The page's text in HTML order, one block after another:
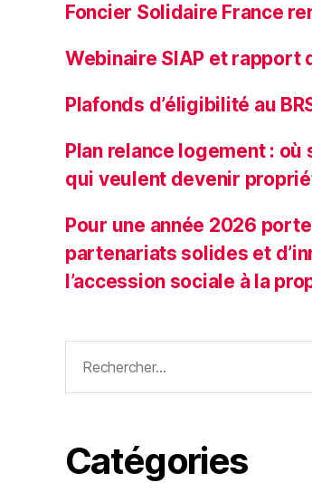
Foncier Solidaire France
Webinaire SIAP et rapport
Plafonds d’éligibilité au
Plan relance logement :
qui veulent devenir
Pour une année 2026
partenariats solides et
l’accession sociale à la
Catégories